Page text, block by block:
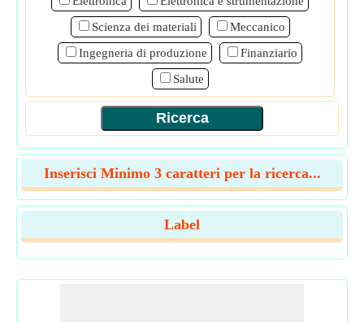
Scienza dei materiali
Meccanico
Ingegneria di produzione
Finanziario
Salute
Inserisci Minimo 3 caratteri per la ricerca...
Label